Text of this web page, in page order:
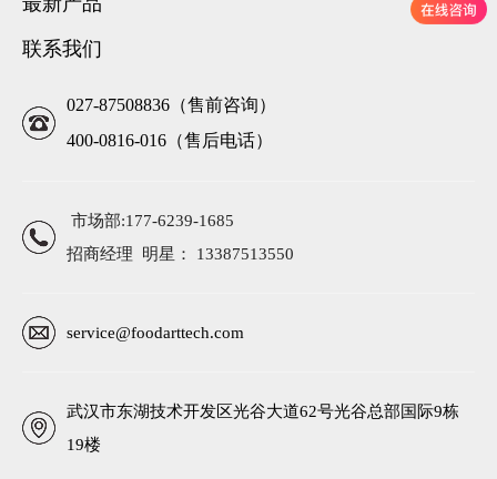
联系我们
027-87508836（售前咨询）
400-0816-016（售后电话）
市场部:177-6239-1685
招商经理 明星： 13387513550
service@foodarttech.com
武汉市东湖技术开发区光谷大道62号光谷总部国际9栋
19楼